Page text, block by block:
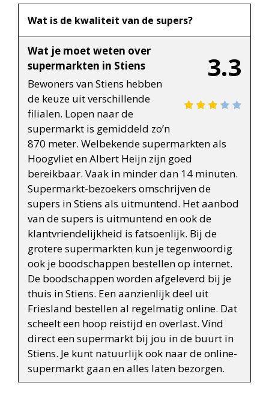
Wat is de kwaliteit van de supers?
3.3
Wat je moet weten over
supermarkten in Stiens
Bewoners van Stiens hebben
de keuze uit verschillende
filialen. Lopen naar de
supermarkt is gemiddeld zo’n
870 meter. Welbekende supermarkten als
Hoogvliet en Albert Heijn zijn goed
bereikbaar. Vaak in minder dan 14 minuten.
Supermarkt-bezoekers omschrijven de
supers in Stiens als uitmuntend. Het aanbod
van de supers is uitmuntend en ook de
klantvriendelijkheid is fatsoenlijk. Bij de
grotere supermarkten kun je tegenwoordig
ook je boodschappen bestellen op internet.
De boodschappen worden afgeleverd bij je
thuis in Stiens. Een aanzienlijk deel uit
Friesland bestellen al regelmatig online. Dat
scheelt een hoop reistijd en overlast. Vind
direct een supermarkt bij jou in de buurt in
Stiens. Je kunt natuurlijk ook naar de online-
supermarkt gaan en alles laten bezorgen.